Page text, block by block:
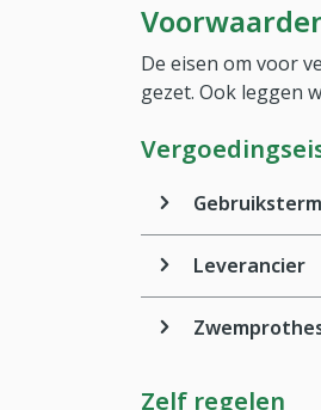
De eisen om voor
gezet. Ook leggen
Leverancier
Zelf regelen